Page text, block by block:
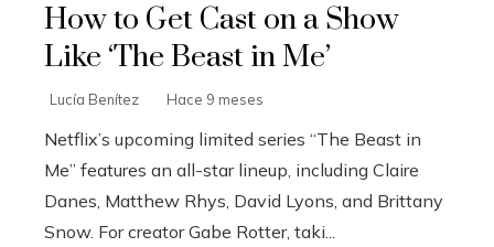
How to Get Cast on a Show
Like ‘The Beast in Me’
Lucía Benítez Hace 9 meses
Netflix’s upcoming limited series “The Beast in
Me” features an all-star lineup, including Claire
Danes, Matthew Rhys, David Lyons, and Brittany
Snow. For creator Gabe Rotter, taki...